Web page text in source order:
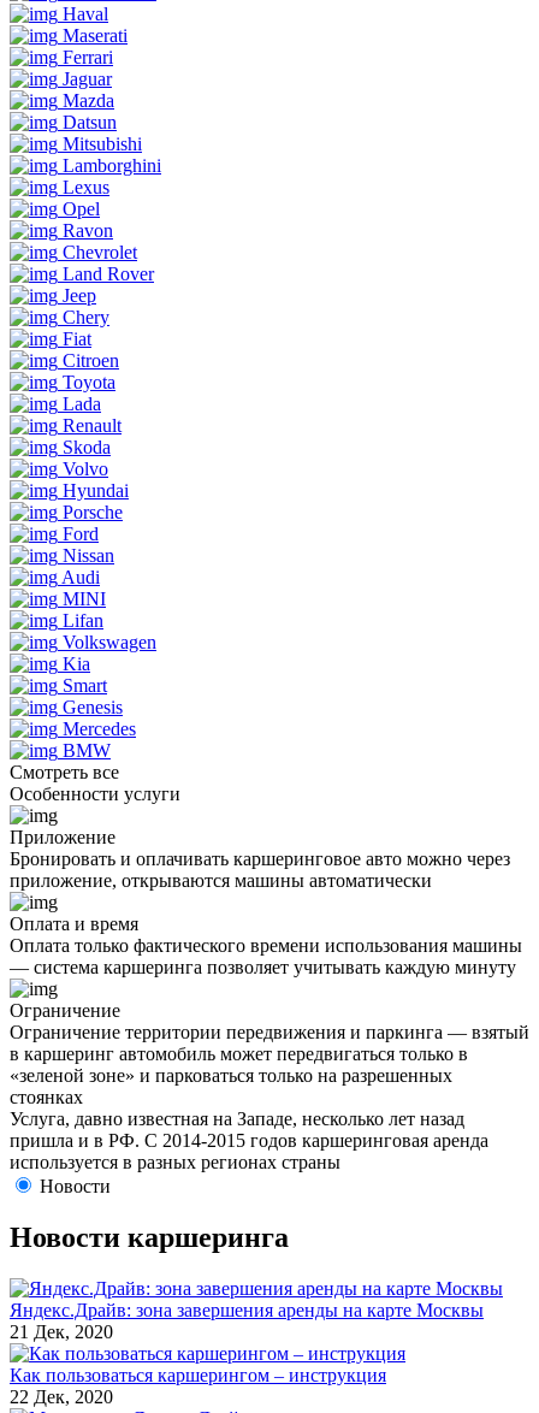
Haval
Maserati
Ferrari
Jaguar
Mazda
Datsun
Mitsubishi
Lamborghini
Lexus
Opel
Ravon
Chevrolet
Land Rover
Jeep
Chery
Fiat
Citroen
Toyota
Lada
Renault
Skoda
Volvo
Hyundai
Porsche
Ford
Nissan
Audi
MINI
Lifan
Volkswagen
Kia
Smart
Genesis
Mercedes
BMW
Смотреть все
Особенности услуги
Приложение
Бронировать и оплачивать каршеринговое авто можно через
приложение, открываются машины автоматически
Оплата и время
Оплата только фактического времени использования машины
— система каршеринга позволяет учитывать каждую минуту
Ограничение
Oграничение территории передвижения и паркинга — взятый
в каршеринг автомобиль может передвигаться только в
«зеленой зоне» и парковаться только на разрешенных
стоянках
Услуга, давно известная на Западе, несколько лет назад
пришла и в РФ. С 2014-2015 годов каршеринговая аренда
используется в разных регионах страны
Новости
Новости каршеринга
Яндекс.Драйв: зона завершения аренды на карте Москвы
21 Дек, 2020
Как пользоваться каршерингом – инструкция
22 Дек, 2020